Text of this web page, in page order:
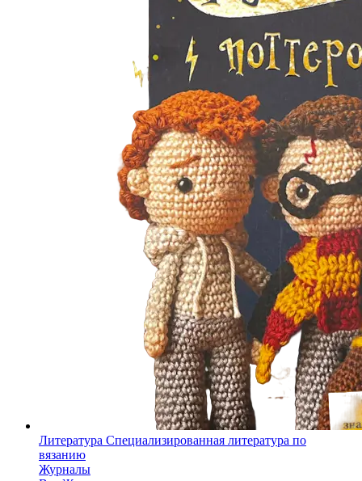
Литература Специализированная литература по
вязанию
Журналы